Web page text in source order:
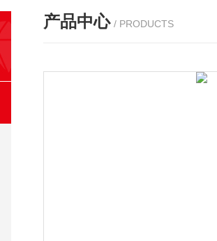
产品中心 / PRODUCTS